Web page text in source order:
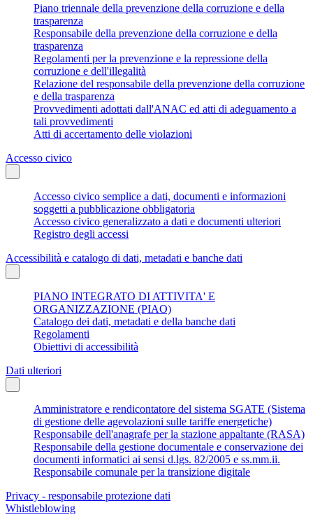
Piano triennale della prevenzione della corruzione e della
trasparenza
Responsabile della prevenzione della corruzione e della
trasparenza
Regolamenti per la prevenzione e la repressione della
corruzione e dell'illegalità
Relazione del responsabile della prevenzione della corruzione
e della trasparenza
Provvedimenti adottati dall'ANAC ed atti di adeguamento a
tali provvedimenti
Atti di accertamento delle violazioni
Accesso civico
Accesso civico semplice a dati, documenti e informazioni
soggetti a pubblicazione obbligatoria
Accesso civico generalizzato a dati e documenti ulteriori
Registro degli accessi
Accessibilità e catalogo di dati, metadati e banche dati
PIANO INTEGRATO DI ATTIVITA' E
ORGANIZZAZIONE (PIAO)
Catalogo dei dati, metadati e della banche dati
Regolamenti
Obiettivi di accessibilità
Dati ulteriori
Amministratore e rendicontatore del sistema SGATE (Sistema
di gestione delle agevolazioni sulle tariffe energetiche)
Responsabile dell'anagrafe per la stazione appaltante (RASA)
Responsabile della gestione documentale e conservazione dei
documenti informatici ai sensi d.lgs. 82/2005 e ss.mm.ii.
Responsabile comunale per la transizione digitale
Privacy - responsabile protezione dati
Whistleblowing